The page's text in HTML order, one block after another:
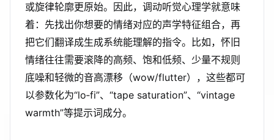
或旋律轮廓更原始。因此，调动听觉心理学就意味
着：先找出你想要的情绪对应的声学特征组合，再
把它们翻译成生成系统能理解的指令。比如，怀旧
情绪往往需要滚降的高频、饱和低频、少量不规则
底噪和轻微的音高漂移（wow/flutter），这些都可
以参数化为“lo‑fi”、“tape saturation”、“vintage
warmth”等提示词成分。